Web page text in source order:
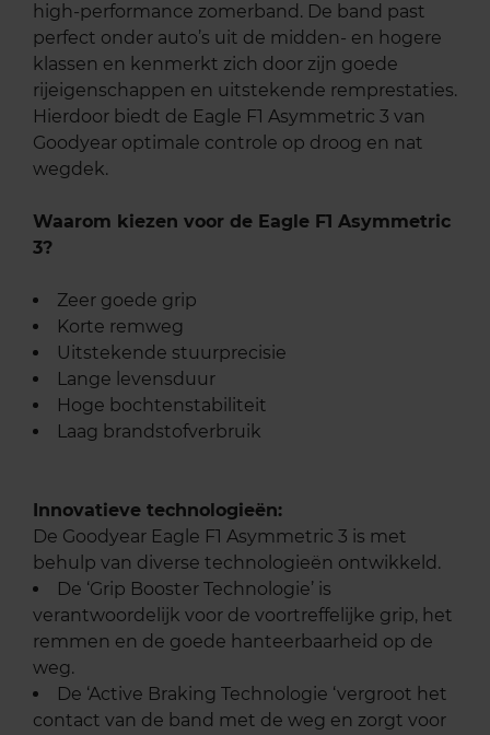
high-performance zomerband. De band past
perfect onder auto’s uit de midden- en hogere
klassen en kenmerkt zich door zijn goede
rijeigenschappen en uitstekende remprestaties.
Hierdoor biedt de Eagle F1 Asymmetric 3 van
Goodyear optimale controle op droog en nat
wegdek.
Waarom kiezen voor de Eagle F1 Asymmetric
3?
Zeer goede grip
Korte remweg
Uitstekende stuurprecisie
Lange levensduur
Hoge bochtenstabiliteit
Laag brandstofverbruik
Innovatieve technologieën:
De Goodyear Eagle F1 Asymmetric 3 is met
behulp van diverse technologieën ontwikkeld.
De ‘Grip Booster Technologie’ is
verantwoordelijk voor de voortreffelijke grip, het
remmen en de goede hanteerbaarheid op de
weg.
De ‘Active Braking Technologie ‘vergroot het
contact van de band met de weg en zorgt voor